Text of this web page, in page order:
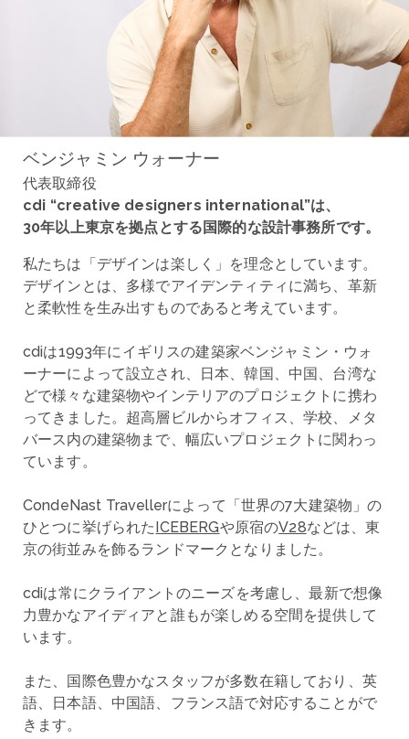
ベンジャミン ウォーナー
代表取締役
cdi “creative designers international”は、
30年以上東京を拠点とする国際的な設計事務所です。
私たちは「デザインは楽しく」を理念としています。
デザインとは、多様でアイデンティティに満ち、革新
と柔軟性を生み出すものであると考えています。
cdiは1993年にイギリスの建築家ベンジャミン・ウォ
ーナーによって設立され、日本、韓国、中国、台湾な
どで様々な建築物やインテリアのプロジェクトに携わ
ってきました。超高層ビルからオフィス、学校、メタ
バース内の建築物まで、幅広いプロジェクトに関わっ
ています。
CondeNast Travellerによって「世界の7大建築物」の
ひとつに挙げられた ICEBERGや原宿のV28などは、東
京の街並みを飾るランドマークとなりました。
cdiは常にクライアントのニーズを考慮し、最新で想像
力豊かなアイディアと誰もが楽しめる空間を提供して
います。
また、国際色豊かなスタッフが多数在籍しており、英
語、日本語、中国語、フランス語で対応することがで
きます。